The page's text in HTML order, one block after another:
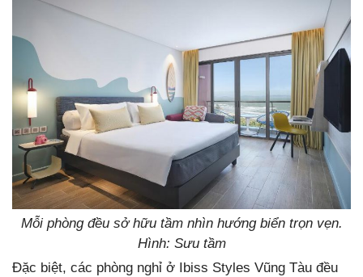
Mỗi phòng đều sở hữu tầm nhìn hướng biển trọn vẹn.
Hình: Sưu tầm
Đặc biệt, các phòng nghỉ ở Ibiss Styles Vũng Tàu đều